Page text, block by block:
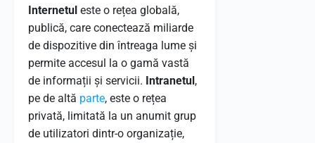
Internetul este o rețea globală,
publică, care conectează miliarde
de dispozitive din întreaga lume și
permite accesul la o gamă vastă
de informații și servicii. Intranetul,
pe de altă parte, este o rețea
privată, limitată la un anumit grup
de utilizatori dintr-o organizație,